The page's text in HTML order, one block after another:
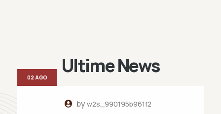
Ultime News
byw2s_990195b961f2
02 AGO